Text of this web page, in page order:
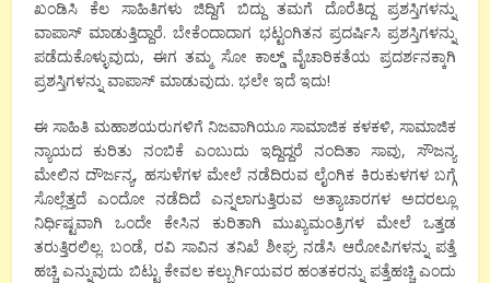
ಖಂಡಿಸಿ ಕೆಲ ಸಾಹಿತಿಗಳು ಜಿದ್ದಿಗೆ ಬಿದ್ದು ತಮಗೆ ದೊರೆತಿದ್ದ ಪ್ರಶಸ್ತಿಗಳನ್ನು
ವಾಪಾಸ್ ಮಾಡುತ್ತಿದ್ದಾರೆ. ಬೇಕೆಂದಾದಾಗ ಭಟ್ಟಂಗಿತನ ಪ್ರದರ್ಷಿಸಿ ಪ್ರಶಸ್ತಿಗಳನ್ನು
ಪಡೆದುಕೊಳ್ಳುವುದು, ಈಗ ತಮ್ಮ ಸೋ ಕಾಲ್ಡ್ ವೈಚಾರಿಕತೆಯ ಪ್ರದರ್ಶನಕ್ಕಾಗಿ
ಪ್ರಶಸ್ತಿಗಳನ್ನು ವಾಪಾಸ್ ಮಾಡುವುದು. ಭಲೇ ಇದೆ ಇದು!
ಈ ಸಾಹಿತಿ ಮಹಾಶಯರುಗಳಿಗೆ ನಿಜವಾಗಿಯೂ ಸಾಮಾಜಿಕ ಕಳಕಳಿ, ಸಾಮಾಜಿಕ
ನ್ಯಾಯದ ಕುರಿತು ನಂಬಿಕೆ ಎಂಬುದು ಇದ್ದಿದ್ದರೆ ನಂದಿತಾ ಸಾವು, ಸೌಜನ್ಯ
ಮೇಲಿನ ದೌರ್ಜನ್ಯ, ಹಸುಳೆಗಳ ಮೇಲೆ ನಡೆದಿರುವ ಲೈಂಗಿಕ ಕಿರುಕುಳಗಳ ಬಗ್ಗೆ
ಸೊಲ್ಲೆತ್ತದೆ ಎಂದೋ ನಡೆದಿದೆ ಎನ್ನಲಾಗುತ್ತಿರುವ ಅತ್ಯಾಚಾರಗಳ ಅದರಲ್ಲೂ
ನಿರ್ಧಿಷ್ಟವಾಗಿ ಒಂದೇ ಕೇಸಿನ ಕುರಿತಾಗಿ ಮುಖ್ಯಮಂತ್ರಿಗಳ ಮೇಲೆ ಒತ್ತಡ
ತರುತ್ತಿರಲಿಲ್ಲ. ಬಂಡೆ, ರವಿ ಸಾವಿನ ತನಿಖೆ ಶೀಘ್ರ ನಡೆಸಿ ಆರೋಪಿಗಳನ್ನು ಪತ್ತೆ
ಹಚ್ಚಿ ಎನ್ನುವುದು ಬಿಟ್ಟು ಕೇವಲ ಕಲ್ಬುರ್ಗಿಯವರ ಹಂತಕರನ್ನು ಪತ್ತೆಹಚ್ಚಿ ಎಂದು